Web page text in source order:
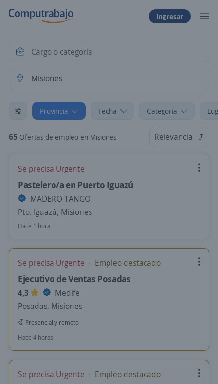
Ingresar
Provincia Fecha Categoría
65 Ofertas de empleo en Misiones Relevancia
Se precisa Urgente
Pastelero/a en Puerto Iguazú
MADERO TANGO
Pto. Iguazú, Misiones
Hace 1 hora
Se precisa Urgente Empleo destacado
Ejecutivo de Ventas Posadas
4,3
Medife
Posadas, Misiones
Presencial y remoto
Hace 4 horas
Se precisa Urgente Empleo destacado